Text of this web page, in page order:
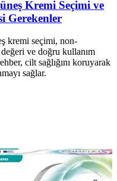
Kremi Seçimi ve
Gerekenler
kremi seçimi, non-
ve doğru kullanım
cilt sağlığını koruyarak
sağlar.